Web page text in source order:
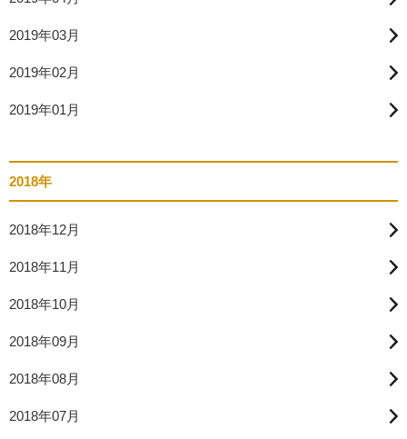
2019年03月
2019年02月
2019年01月
2018年
2018年12月
2018年11月
2018年10月
2018年09月
2018年08月
2018年07月